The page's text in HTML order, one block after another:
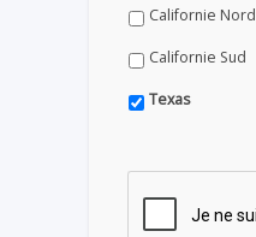
Californie Nord
Californie Sud
Texas